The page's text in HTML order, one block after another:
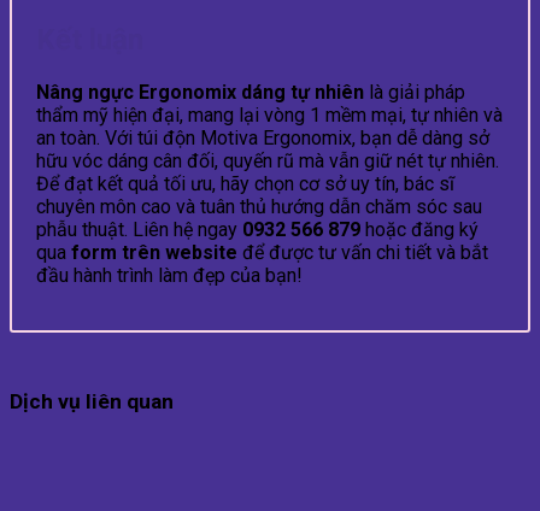
Nâng ngực Ergonomix dáng tự nhiên là giải pháp
thẩm mỹ hiện đại, mang lại vòng 1 mềm mại, tự nhiên và
an toàn. Với túi độn Motiva Ergonomix, bạn dễ dàng sở
hữu vóc dáng cân đối, quyến rũ mà vẫn giữ nét tự nhiên.
Để đạt kết quả tối ưu, hãy chọn cơ sở uy tín, bác sĩ
chuyên môn cao và tuân thủ hướng dẫn chăm sóc sau
phẫu thuật. Liên hệ ngay 0932 566 879 hoặc đăng ký
qua form trên website để được tư vấn chi tiết và bắt
đầu hành trình làm đẹp của bạn!
Dịch vụ liên quan